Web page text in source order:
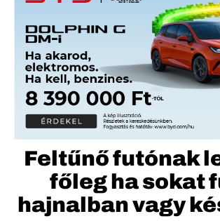
Feltűnő futónak
főleg ha sokat
hajnalban vagy